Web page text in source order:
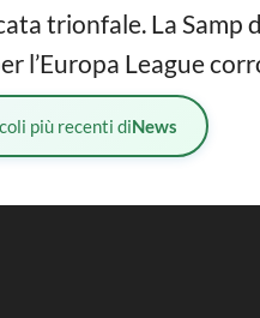
trionfale. La Samp
l’Europa League
più recenti diNews